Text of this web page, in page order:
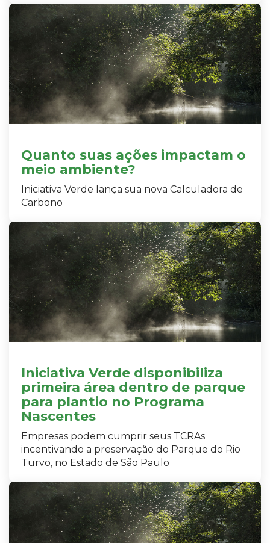
Quanto suas ações impactam o
meio ambiente?
Iniciativa Verde lança sua nova Calculadora de
Carbono
Iniciativa Verde disponibiliza
primeira área dentro de parque
para plantio no Programa
Nascentes
Empresas podem cumprir seus TCRAs
incentivando a preservação do Parque do Rio
Turvo, no Estado de São Paulo